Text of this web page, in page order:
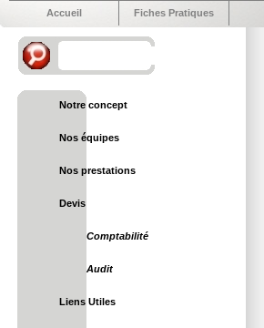
Accueil Fiches Pratiques
Notre concept
Nos équipes
Nos prestations
Devis
Comptabilité
Audit
Liens Utiles